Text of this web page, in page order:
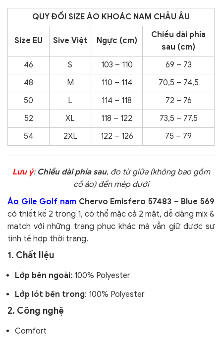
QUY ĐỔI SIZE ÁO KHOÁC NAM CHÂU ÂU
Size EU Sive Việt Ngực (cm)
Chiều dài phía
sau (cm)
46
S 103 – 110
69 – 73
48
M 110 – 114
70,5 – 74,5
50
L 114 – 118
72 – 76
52
XL 118 – 122
73,5 – 77,5
54
2XL 122 – 126 75 – 79
Lưu ý: Chiều dài phía sau, đo từ giữa (không bao gồm
cổ áo) đến mép dưới
Áo Gile Golf nam Chervo Emisfero 57483 – Blue 569
có thiết kế 2 trong 1, có thể mặc cả 2 mặt, dễ dàng mix &
match với những trang phục khác mà vẫn giữ được sự
tinh tế hợp thời trang.
1. Chất liệu
Lớp bên ngoài: 100% Polyester
Lớp lót bên trong: 100% Polyester
2. Công nghệ
Comfort